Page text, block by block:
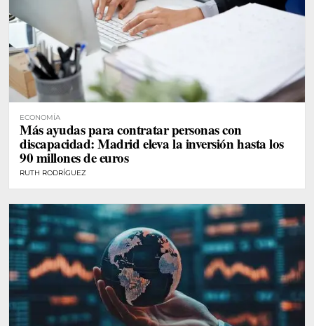
ECONOMÍA
Más ayudas para contratar personas con
discapacidad: Madrid eleva la inversión hasta los
90 millones de euros
RUTH RODRÍGUEZ